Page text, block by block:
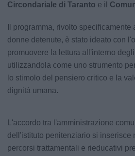
Circondariale di Taranto e il
Il programma, rivolto
donne detenute, è stato ideato con
promuovere la lettura all'interno
utilizzandola come uno strumento
lo stimolo del pensiero critico e la
dignità umana.
L'accordo tra l'amministrazione
dell'istituto penitenziario si inserisce
percorsi trattamentali e rieducativi